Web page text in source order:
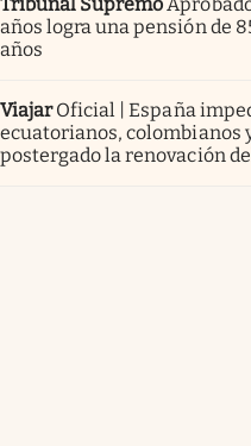
años logra una pensión de
años
Viajar Oficial | España
ecuatorianos, colombianos
postergado la renovación